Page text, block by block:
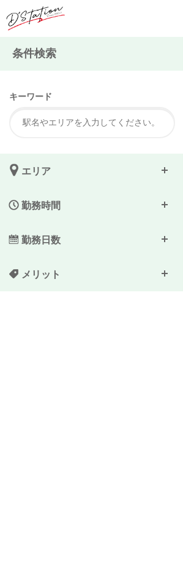
条件検索
キーワード
エリア
勤務時間
勤務日数
メリット